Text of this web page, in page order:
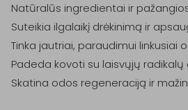
Natūralūs ingredientai ir
Suteikia ilgalaikį drėkinimą ir
Tinka jautriai, paraudimui linkusiai
Padeda kovoti su laisvųjų
Skatina odos regeneraciją ir